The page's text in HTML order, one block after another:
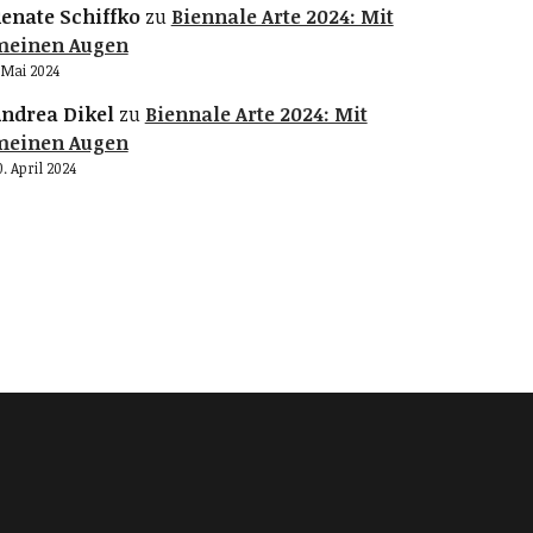
Schiffkozu Biennale Arte 2024: Mit
Augen
Mai 2024
Dikelzu Biennale Arte 2024: Mit
Augen
April 2024